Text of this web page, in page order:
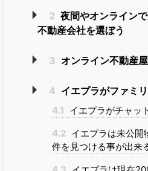
2 夜間やオンライン
不動産会社を選ぼう
3 オンライン不動産
4 イエプラがファミ
4.1 イエプラがチャッ
4.2 イエプラは未公開
件を見つける事が出来